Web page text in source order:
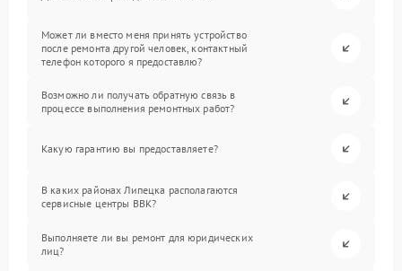
Может ли вместо меня принять устройство
после ремонта другой человек, контактный
телефон которого я предоставлю?
Возможно ли получать обратную связь в
процессе выполнения ремонтных работ?
Какую гарантию вы предоставляете?
В каких районах Липецка располагаются
сервисные центры BBK?
Выполняете ли вы ремонт для юридических
лиц?